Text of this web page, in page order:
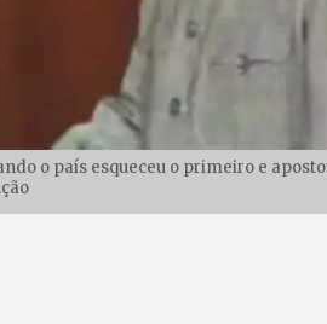
o país esqueceu o primeiro e